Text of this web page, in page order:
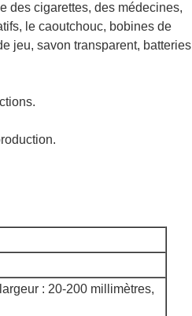
des cigarettes, des médecines,
le caoutchouc, bobines de
jeu, savon transparent, batteries
: 20-200 millimètres,